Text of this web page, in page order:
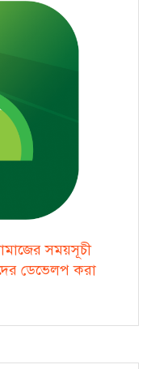
সময়সূচী
ডেভেলপ করা